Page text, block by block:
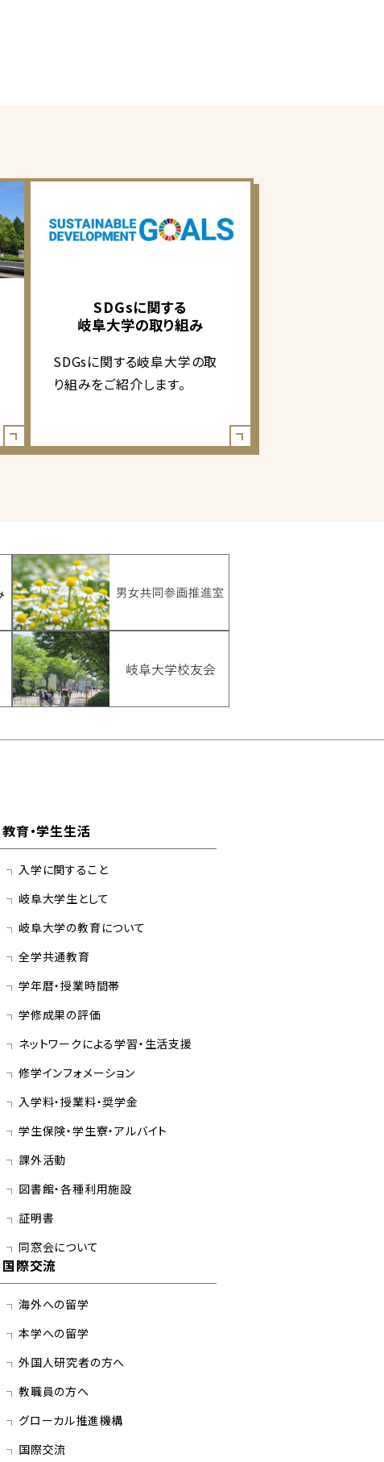
SDGsに関する
岐阜大学の取り組み
SDGsに関する岐阜大学の取
り組みをご紹介します。
教育・学生生活
入学に関すること
岐阜大学生として
岐阜大学の教育について
全学共通教育
学年暦・授業時間帯
学修成果の評価
ネットワークによる学習・生活支援
修学インフォメーション
入学料・授業料・奨学金
学生保険・学生寮・アルバイト
課外活動
図書館・各種利用施設
証明書
同窓会について
国際交流
海外への留学
本学への留学
外国人研究者の方へ
教職員の方へ
グローカル推進機構
国際交流